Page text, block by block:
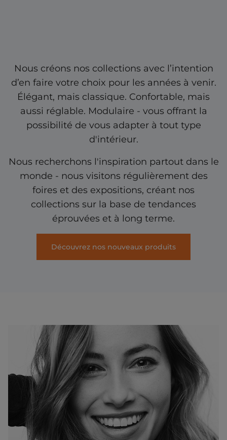
Nous créons nos collections avec l’intention
d’en faire votre choix pour les années à venir.
Élégant, mais classique. Confortable, mais
aussi réglable. Modulaire - vous offrant la
possibilité de vous adapter à tout type
d'intérieur.
Nous recherchons l'inspiration partout dans le
monde - nous visitons régulièrement des
foires et des expositions, créant nos
collections sur la base de tendances
éprouvées et à long terme.
Découvrez nos nouveaux produits